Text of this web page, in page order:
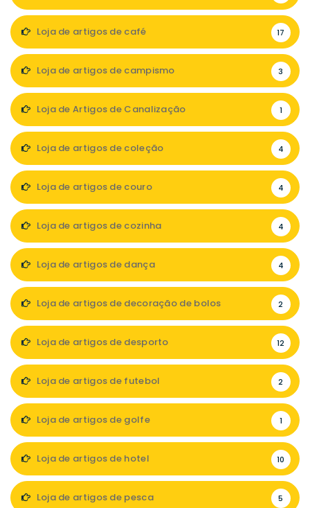
Loja de artigos de café 17
Loja de artigos de campismo 3
Loja de Artigos de Canalização 1
Loja de artigos de coleção 4
Loja de artigos de couro 4
Loja de artigos de cozinha 4
Loja de artigos de dança 4
Loja de artigos de decoração de bolos 2
Loja de artigos de desporto 12
Loja de artigos de futebol 2
Loja de artigos de golfe 1
Loja de artigos de hotel 10
Loja de artigos de pesca 5